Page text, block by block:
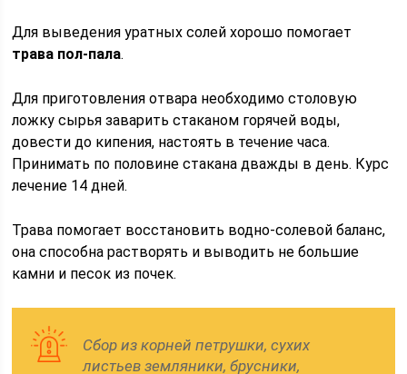
Для выведения уратных солей хорошо помогает
трава пол-пала.
Для приготовления отвара необходимо столовую
ложку сырья заварить стаканом горячей воды,
довести до кипения, настоять в течение часа.
Принимать по половине стакана дважды в день. Курс
лечение 14 дней.
Трава помогает восстановить водно-солевой баланс,
она способна растворять и выводить не большие
камни и песок из почек.
Сбор из корней петрушки, сухих
листьев земляники, брусники,